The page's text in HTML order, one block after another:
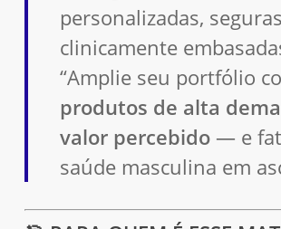
personalizadas,
clinicamente
“Amplie seu portfólio
produtos de alta
valor percebido — e
saúde masculina em